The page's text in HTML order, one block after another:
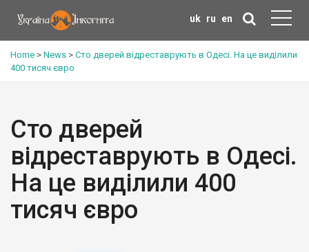
uk ru en
Home > News > Сто дверей відреставрують в Одесі. На це виділили
400 тисяч євро
Сто дверей
відреставрують в Одесі.
На це виділили 400
тисяч євро